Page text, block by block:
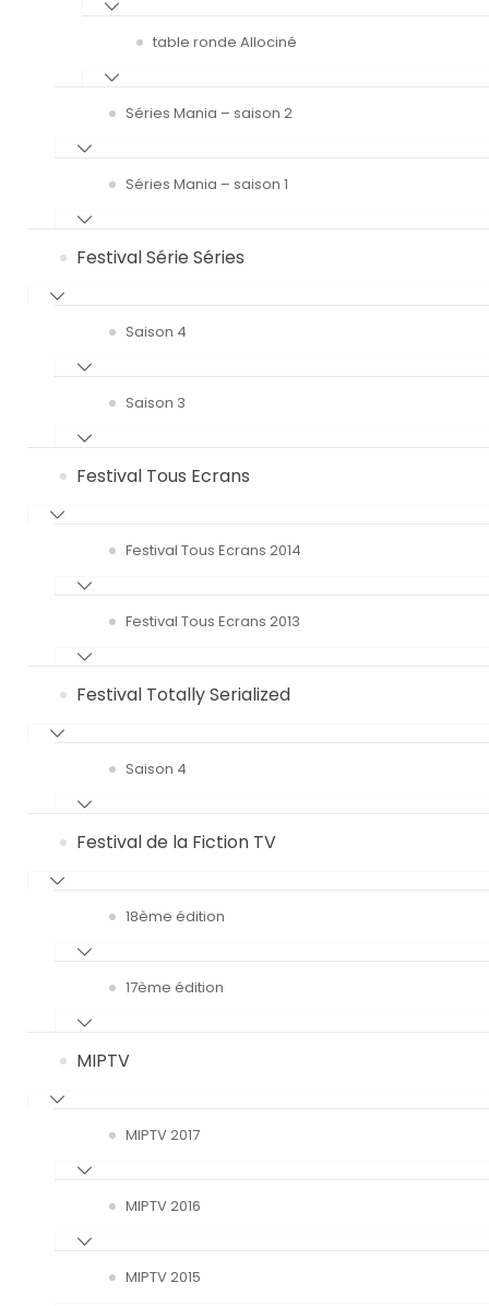
table ronde Allociné
Séries Mania – saison 2
Séries Mania – saison 1
Festival Série Séries
Saison 4
Saison 3
Festival Tous Ecrans
Festival Tous Ecrans 2014
Festival Tous Ecrans 2013
Festival Totally Serialized
Saison 4
Festival de la Fiction TV
18ème édition
17ème édition
MIPTV
MIPTV 2017
MIPTV 2016
MIPTV 2015